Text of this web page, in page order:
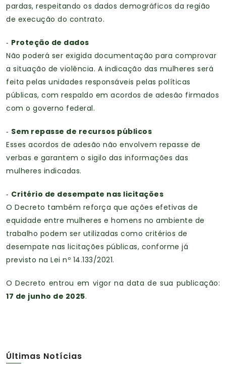
pardas, respeitando os dados demográficos da região
de execução do contrato.
- Proteção de dados
Não poderá ser exigida documentação para comprovar
a situação de violência. A indicação das mulheres será
feita pelas unidades responsáveis pelas políticas
públicas, com respaldo em acordos de adesão firmados
com o governo federal.
- Sem repasse de recursos públicos
Esses acordos de adesão não envolvem repasse de
verbas e garantem o sigilo das informações das
mulheres indicadas.
- Critério de desempate nas licitações
O Decreto também reforça que ações efetivas de
equidade entre mulheres e homens no ambiente de
trabalho podem ser utilizadas como critérios de
desempate nas licitações públicas, conforme já
previsto na Lei nº 14.133/2021.
O Decreto entrou em vigor na data de sua publicação:
17 de junho de 2025.
Últimas Notícias